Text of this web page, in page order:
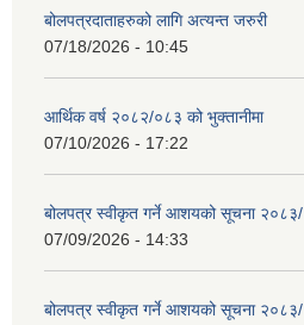
बोलपत्रदाताहरुको लागि अत्यन्त जरुरी
07/18/2026 - 10:45
आर्थिक वर्ष २०८२/०८३ को भुक्तानीमा
07/10/2026 - 17:22
बोलपत्र स्वीकृत गर्ने आशयको सूचना २०८३/
07/09/2026 - 14:33
बोलपत्र स्वीकृत गर्ने आशयको सूचना २०८३/